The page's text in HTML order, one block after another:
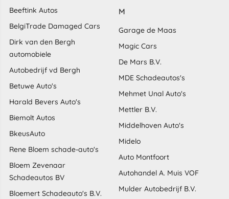
Beeftink Autos
BelgiTrade Damaged Cars
Dirk van den Bergh
automobiele
Autobedrijf vd Bergh
Betuwe Auto's
Harald Bevers Auto's
Biemolt Autos
BkeusAuto
Rene Bloem schade-auto's
Bloem Zevenaar
Schadeautos BV
Bloemert Schadeauto's B.V.
M
Garage de Maas
Magic Cars
De Mars B.V.
MDE Schadeautos's
Mehmet Unal Auto's
Mettler B.V.
Middelhoven Auto's
Midelo
Auto Montfoort
Autohandel A. Muis VOF
Mulder Autobedrijf B.V.